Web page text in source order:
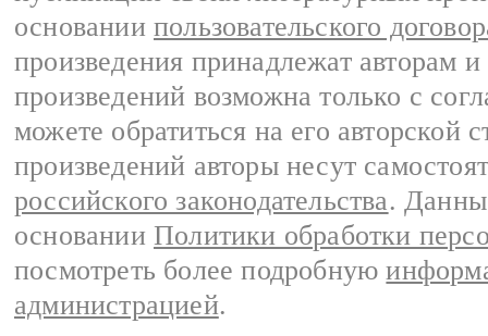
основании пользовательского
произведения принадлежат авторам
произведений возможна только с
можете обратиться на его авторской
произведений авторы несут
российского законодательства.
основании Политики обработки
посмотреть более подробную
администрацией.